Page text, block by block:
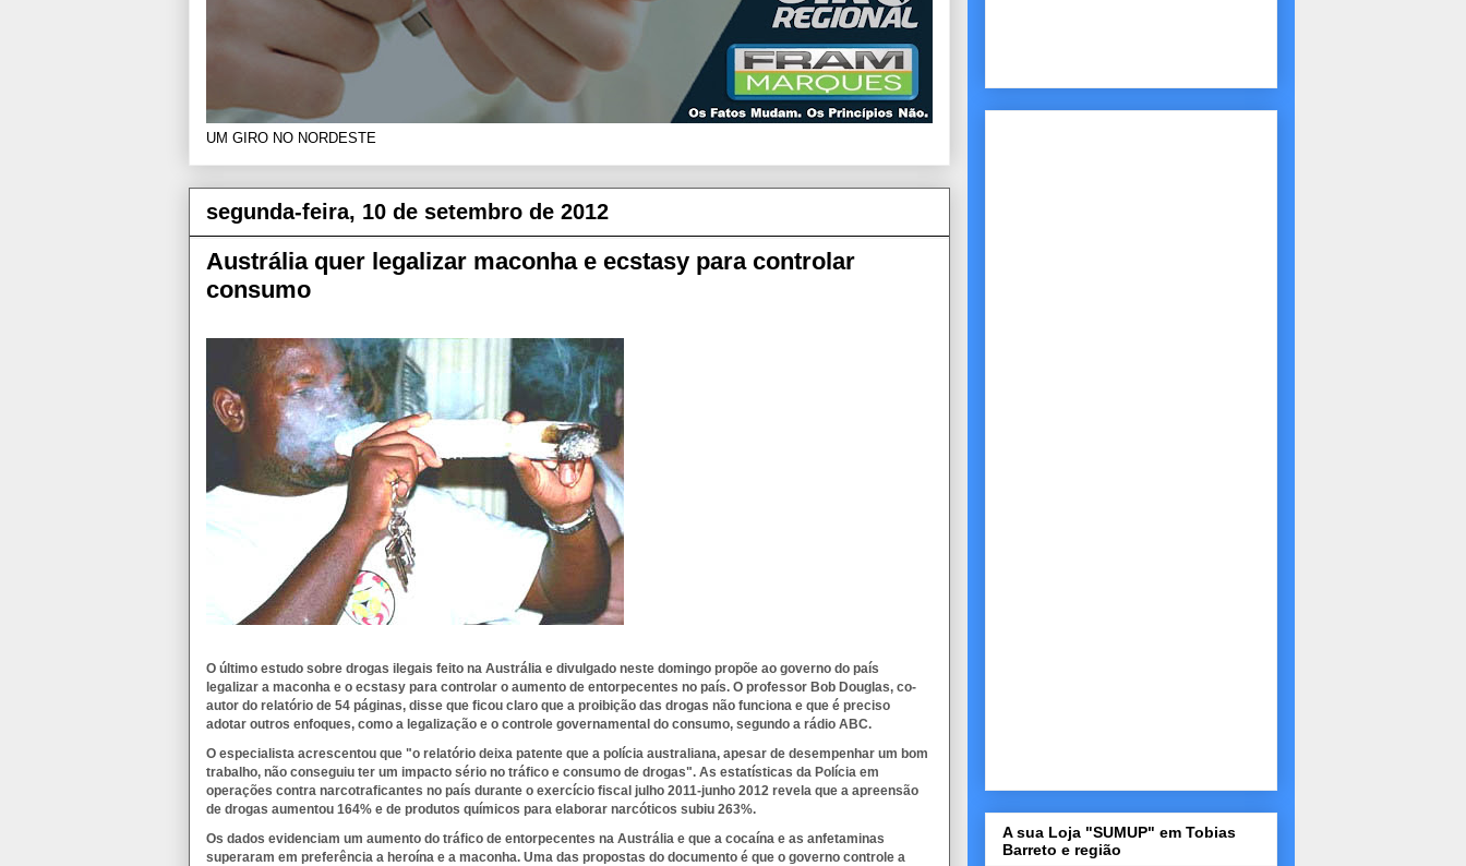
UM GIRO NO NORDESTE
segunda-feira, 10 de setembro de 2012
Austrália quer legalizar maconha e ecstasy para controlar
consumo
O último estudo sobre drogas ilegais feito na Austrália e divulgado neste domingo propõe ao governo do país
legalizar a maconha e o ecstasy para controlar o aumento de entorpecentes no país. O professor Bob Douglas, co-
autor do relatório de 54 páginas, disse que ficou claro que a proibição das drogas não funciona e que é preciso
adotar outros enfoques, como a legalização e o controle governamental do consumo, segundo a rádio ABC.
O especialista acrescentou que "o relatório deixa patente que a polícia australiana, apesar de desempenhar um bom
trabalho, não conseguiu ter um impacto sério no tráfico e consumo de drogas". As estatísticas da Polícia em
operações contra narcotraficantes no país durante o exercício fiscal julho 2011-junho 2012 revela que a apreensão
de drogas aumentou 164% e de produtos químicos para elaborar narcóticos subiu 263%.
Os dados evidenciam um aumento do tráfico de entorpecentes na Austrália e que a cocaína e as anfetaminas
superaram em preferência a heroína e a maconha. Uma das propostas do documento é que o governo controle a
A sua Loja "SUMUP" em Tobias
Barreto e região